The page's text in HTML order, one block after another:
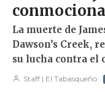
La muerte de
Dawson’s Creek,
su lucha contra el
Staff | El Tabasqueño